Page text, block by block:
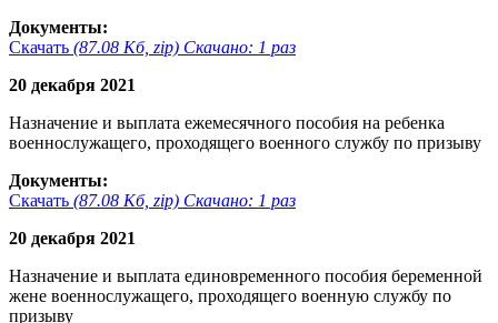
Документы:
Скачать (87.08 Кб, zip) Скачано: 1 раз
20 декабря 2021
Назначение и выплата ежемесячного пособия на ребенка
военнослужащего, проходящего военного службу по призыву
Документы:
Скачать (87.08 Кб, zip) Скачано: 1 раз
20 декабря 2021
Назначение и выплата единовременного пособия беременной
жене военнослужащего, проходящего военную службу по
призыву